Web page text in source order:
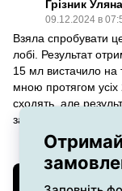
Грізник Уляна
09.12.2024 в
Взяла спробувати
лобі. Результат
15 мл вистачило на
мною протягом
сходять, але
задоволена.
Ответить